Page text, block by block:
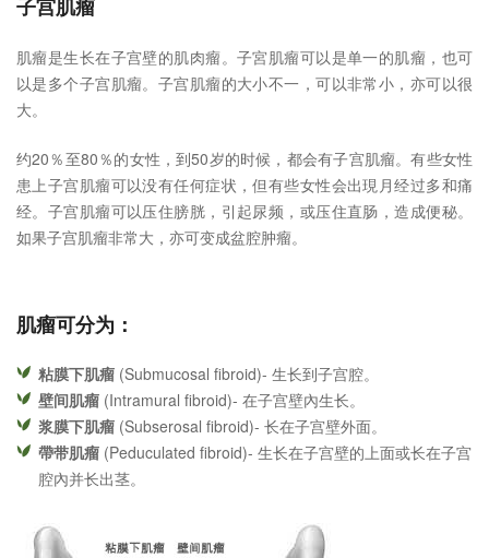
子宫肌瘤
肌瘤是生长在子宫壁的肌肉瘤。子宮肌瘤可以是单一的肌瘤，也可
以是多个子宫肌瘤。子宫肌瘤的大小不一，可以非常小，亦可以很
大。
约20％至80％的女性，到50岁的时候，都会有子宫肌瘤。有些女性
患上子宫肌瘤可以没有任何症状，但有些女性会出現月经过多和痛
经。子宫肌瘤可以压住膀胱，引起尿频，或压住直肠，造成便秘。
如果子宫肌瘤非常大，亦可变成盆腔肿瘤。
肌瘤可分为：
粘膜下肌瘤 (Submucosal fibroid)- 生长到子宫腔。
壁间肌瘤 (Intramural fibroid)- 在子宫壁內生长。
浆膜下肌瘤 (Subserosal fibroid)- 长在子宫壁外面。
帶带肌瘤 (Peduculated fibroid)- 生长在子宫壁的上面或长在子宫
腔內并长出茎。